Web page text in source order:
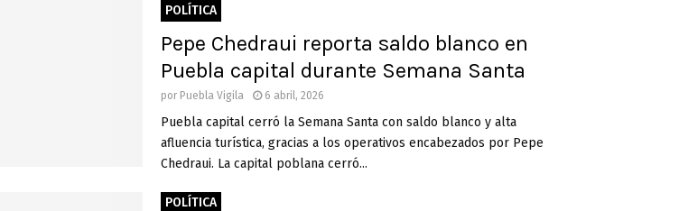
POLÍTICA
Pepe Chedraui reporta saldo blanco en
Puebla capital durante Semana Santa
por Puebla Vigila 6 abril, 2026
Puebla capital cerró la Semana Santa con saldo blanco y alta
afluencia turística, gracias a los operativos encabezados por Pepe
Chedraui. La capital poblana cerró...
POLÍTICA